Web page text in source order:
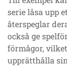
serie låsa upp
återspeglar
också ge
förmågor,
upprätthålla